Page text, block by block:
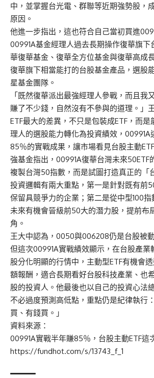
中，並掌握台光電、群聯等近期強勢股，
原因。
他進一步指出，這也符合自己當初買進
00991A基金經理人過去長期操作復華旗下
華復華基金、復華全方位基金與復華高成
復華旗下相當能打的台股基金產品，選股
星基金團隊。
「既然復華派出最強經理人參戰，而且我
賺了不少錢，自然沒有不參與的道理。」
ETF最大的差異，不只是包裝成ETF，而
理人的選股能力轉化為投資績效，00991A
85％的實戰成果，讓市場看見台股主動
強基金指出，00991A復華台灣未來50ETF
複製台灣50指數，而是試圖打造真正的「
投資邏輯有兩大重點，第一是針對既有前
保留具競爭力的企業；第二是從中型100
未來有機會晉級前50大的潛力股，提前布
角。
王大中認為，0050與006208仍是台股被
但這次00991A實戰績效顯示，在台股產業
股分化明顯的行情中，主動型ETF有機會
額報酬，適合長期看好台股科技產業、也
股的投資人。他最後也以自己的投資心法
不必過度預測高低點，重點仍是紀律執行
買、有錢買。」
資料來源：
00991A實戰半年賺85％，台股主動ETF這
https://fundhot.com/s/13743_f_1